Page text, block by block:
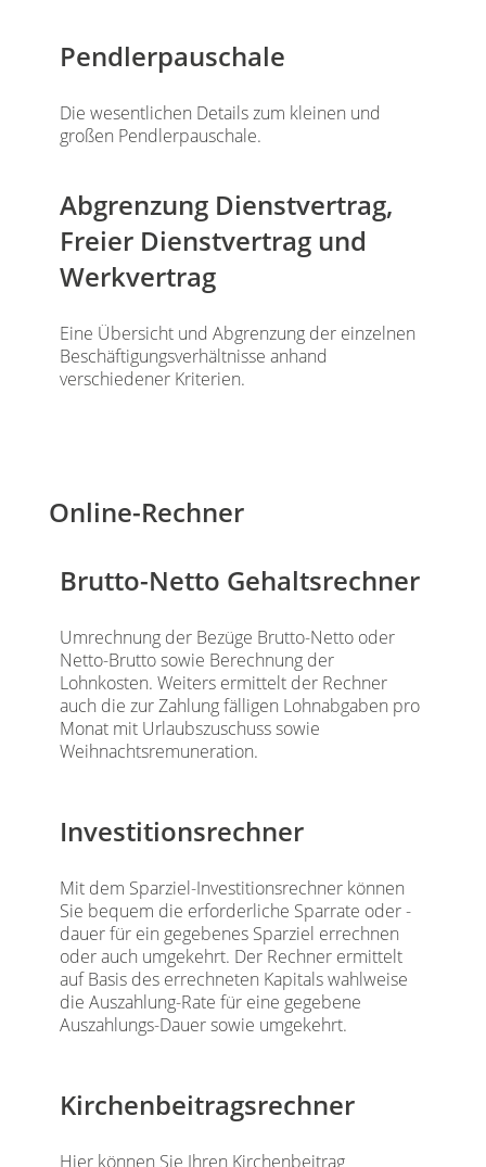
Pendlerpauschale
Die wesentlichen Details zum kleinen und
großen Pendlerpauschale.
Abgrenzung Dienstvertrag,
Freier Dienstvertrag und
Werkvertrag
Eine Übersicht und Abgrenzung der einzelnen
Beschäftigungsverhältnisse anhand
verschiedener Kriterien.
Online-Rechner
Brutto-Netto Gehaltsrechner
Umrechnung der Bezüge Brutto-Netto oder
Netto-Brutto sowie Berechnung der
Lohnkosten. Weiters ermittelt der Rechner
auch die zur Zahlung fälligen Lohnabgaben pro
Monat mit Urlaubszuschuss sowie
Weihnachtsremuneration.
Investitionsrechner
Mit dem Sparziel-Investitionsrechner können
Sie bequem die erforderliche Sparrate oder -
dauer für ein gegebenes Sparziel errechnen
oder auch umgekehrt. Der Rechner ermittelt
auf Basis des errechneten Kapitals wahlweise
die Auszahlung-Rate für eine gegebene
Auszahlungs-Dauer sowie umgekehrt.
Kirchenbeitragsrechner
Hier können Sie Ihren Kirchenbeitrag